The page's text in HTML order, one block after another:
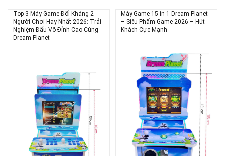
Top 3 Máy Game Đối Kháng 2
Người Chơi Hay Nhất 2026: Trải
Nghiệm Đấu Võ Đỉnh Cao Cùng
Dream Planet
Máy Game 15 in 1 Dream Planet
– Siêu Phẩm Game 2026 – Hút
Khách Cực Mạnh